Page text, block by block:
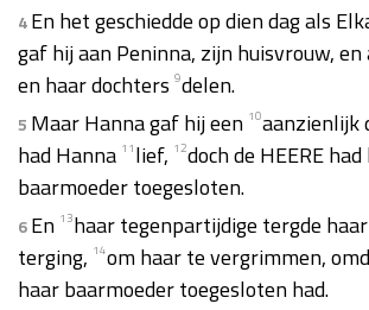
4En het geschiedde op dien dag als
gaf hij aan Peninna, zijn huisvrouw,
en haar dochters 9delen.
5 Maar Hanna gaf hij een 10aanzienlijk
had Hanna 11 lief, 12doch de HEERE
baarmoeder toegesloten.
6En 13haar tegenpartijdige tergde
terging, 14om haar te vergrimmen,
haar baarmoeder toegesloten had.